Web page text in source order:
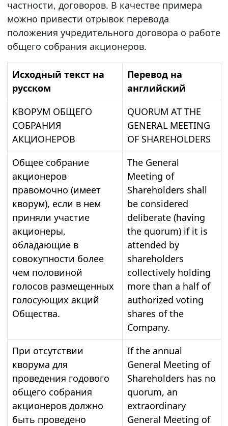
частности, договоров. В качестве примера
можно привести отрывок перевода
положения учредительного договора о работе
общего собрания акционеров.
Исходный текст на
русском
Перевод на
английский
КВОРУМ ОБЩЕГО
СОБРАНИЯ
АКЦИОНЕРОВ
QUORUM AT THE
GENERAL MEETING
OF SHAREHOLDERS
Общее собрание
акционеров
правомочно (имеет
кворум), если в нем
приняли участие
акционеры,
обладающие в
совокупности более
чем половиной
голосов размещенных
голосующих акций
Общества.
The General
Meeting of
Shareholders shall
be considered
deliberate (having
the quorum) if it is
attended by
shareholders
collectively holding
more than a half of
authorized voting
shares of the
Company.
При отсутствии
кворума для
проведения годового
общего собрания
акционеров должно
быть проведено
If the annual
General Meeting of
Shareholders has no
quorum, an
extraordinary
General Meeting of